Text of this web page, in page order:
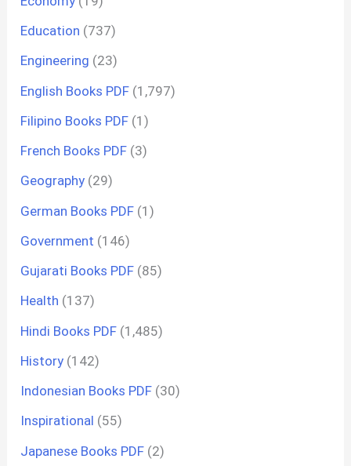
Education (737)
Engineering (23)
English Books PDF (1,797)
Filipino Books PDF (1)
French Books PDF (3)
Geography (29)
German Books PDF (1)
Government (146)
Gujarati Books PDF (85)
Health (137)
Hindi Books PDF (1,485)
History (142)
Indonesian Books PDF (30)
Inspirational (55)
Japanese Books PDF (2)